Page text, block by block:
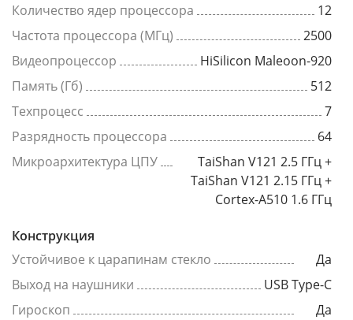
Количество ядер процессора
12
Частота процессора (МГц)
2500
Видеопроцессор
HiSilicon Maleoon-920
Память (Гб)
512
Техпроцесс
7
Разрядность процессора
64
Микроархитектура ЦПУ
TaiShan V121 2.5 ГГц +
TaiShan V121 2.15 ГГц +
Cortex-A510 1.6 ГГц
Конструкция
Устойчивое к царапинам стекло
Да
Выход на наушники
USB Type-C
Гироскоп
Да